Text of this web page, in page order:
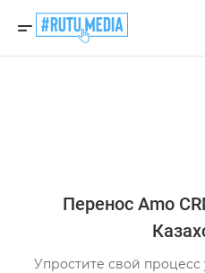
Перенос Amo
Упростите свой